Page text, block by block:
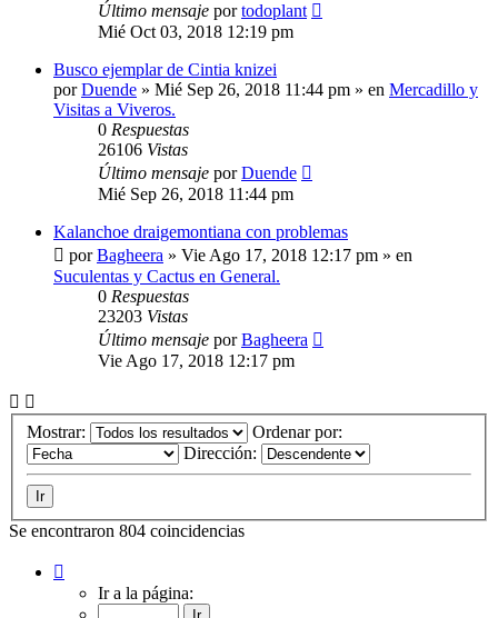
Último mensaje portodoplant
Mié Oct 03, 2018 12:19 pm
Busco ejemplar de Cintia knizei
porDuende » Mié Sep 26, 2018 11:44 pm » en Mercadillo y
Visitas a Viveros.
0 Respuestas
26106 Vistas
Último mensaje porDuende
Mié Sep 26, 2018 11:44 pm
Kalanchoe draigemontiana con problemas
porBagheera » Vie Ago 17, 2018 12:17 pm » en
Suculentas y Cactus en General.
0 Respuestas
23203 Vistas
Último mensaje porBagheera
Vie Ago 17, 2018 12:17 pm
Mostrar:
Ordenar por:
Dirección:
Se encontraron 804 coincidencias
Ir a la página: